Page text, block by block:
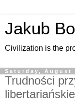
Jakub
Civilization is the
Saturday, August
Trudności